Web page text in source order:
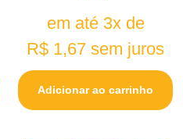
em até 3x de
R$ 1,67 sem juros
Adicionar ao carrinho